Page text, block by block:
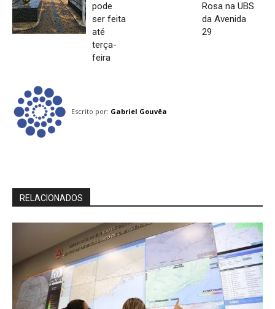
pode
ser feita
até
terça-
feira
Rosa na UBS
da Avenida
29
Escrito por: Gabriel Gouvêa
RELACIONADOS